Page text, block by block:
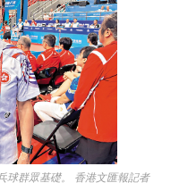
球群眾基礎。 香港文匯報記者